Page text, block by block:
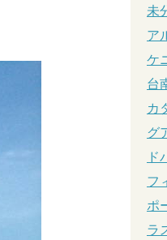
未
ア
ケ
台
カ
グ
ド
フ
ポ
ラ